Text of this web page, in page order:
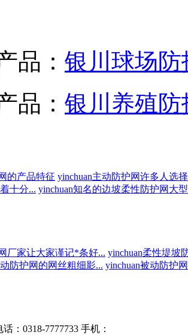
品： 银川球场防
品： 银川养殖防
的产品特征 yinchuan主动防护网许多人选
十分... yinchuan知名的边坡柔性防护网大
厂家让大家谨记*条好... yinchuan柔性堤坡
防护网的网丝粗细影... yinchuan被动防护
话：0318-7777733 手机：